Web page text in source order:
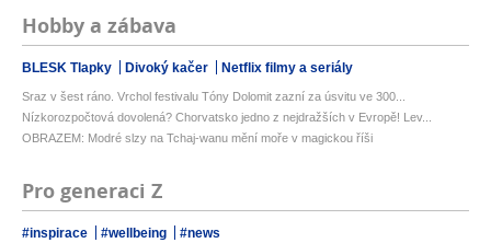
Hobby a zábava
BLESK Tlapky Divoký kačer Netflix filmy a seriály
Sraz v šest ráno. Vrchol festivalu Tóny Dolomit zazní za úsvitu ve 300...
Nízkorozpočtová dovolená? Chorvatsko jedno z nejdražších v Evropě! Lev...
OBRAZEM: Modré slzy na Tchaj-wanu mění moře v magickou říši
Pro generaci Z
#inspirace #wellbeing #news